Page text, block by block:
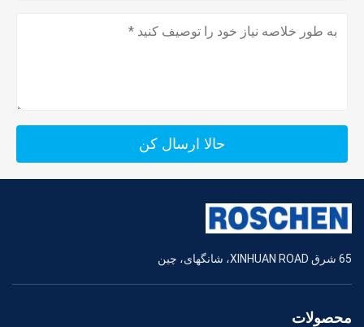
حالا ارسال کن
65 شرق XINHUAN ROAD، شانگهای، چین
محصولات